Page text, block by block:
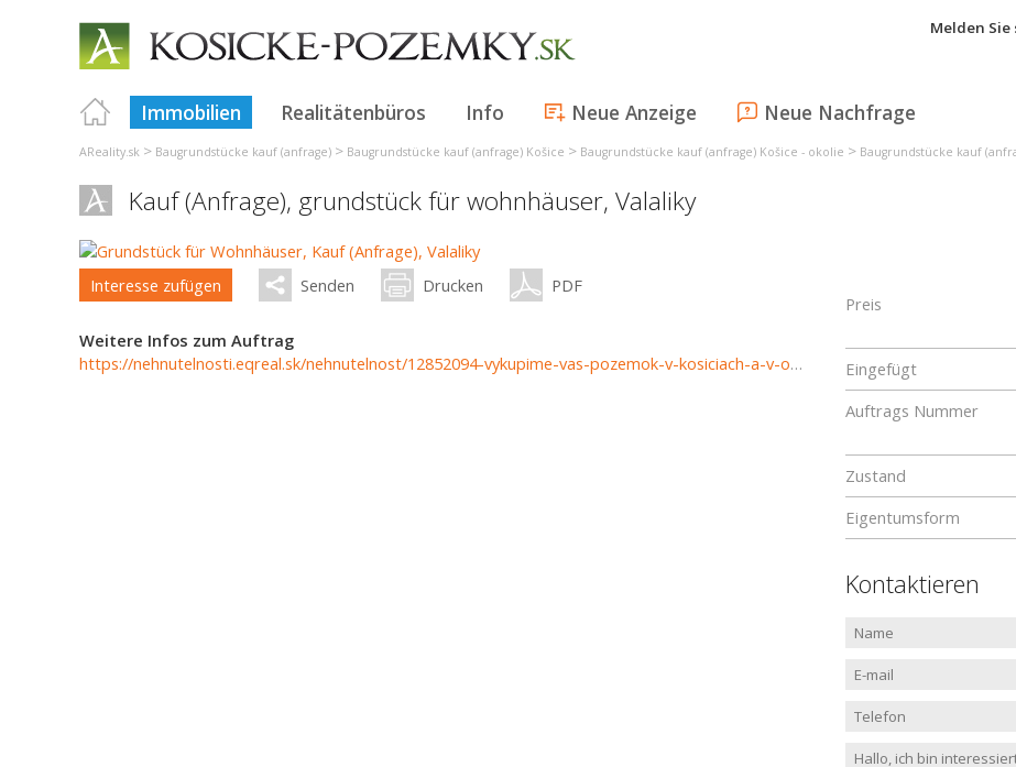
Melden Sie
Immobilien Realitätenbüros Info Neue Anzeige Neue Nachfrage
AReality.sk > Baugrundstücke kauf (anfrage) > Baugrundstücke kauf (anfrage) Košice > Baugrundstücke kauf (anfrage) Košice - okolie > Baugrundstücke kauf
Kauf (Anfrage), grundstück für wohnhäuser, Valaliky
Interesse zufügen Senden Drucken PDF
Weitere Infos zum Auftrag
https://nehnutelnosti.eqreal.sk/nehnutelnost/12852094-vykupime-vas-pozemok-v-kosiciach-a-v-okoli
Preis
Eingefügt
Auftrags Nummer
Zustand
Eigentumsform
Kontaktieren